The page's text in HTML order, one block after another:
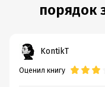
порядок
KontikT
Оценил книгу